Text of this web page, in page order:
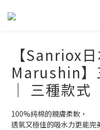
【Sanriox
Marushin】
｜ 三種款式
100%純棉的親膚柔軟，
透氣又極佳的吸水力更能完